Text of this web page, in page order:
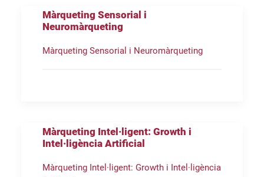
Màrqueting Sensorial i
Neuromàrqueting
Màrqueting Sensorial i Neuromàrqueting
Màrqueting Intel·ligent: Growth i
Intel·ligència Artificial
Màrqueting Intel·ligent: Growth i Intel·ligència